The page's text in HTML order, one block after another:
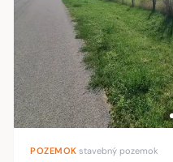
POZEMOK stavebný pozemok